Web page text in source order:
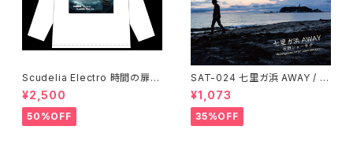
Scudelia Electro 時間の扉T
シャツ・長袖・ホワイト
¥2,500
50%OFF
SAT-024 七里ガ浜 AWAY / 石
田ショーキチ
¥1,073
35%OFF